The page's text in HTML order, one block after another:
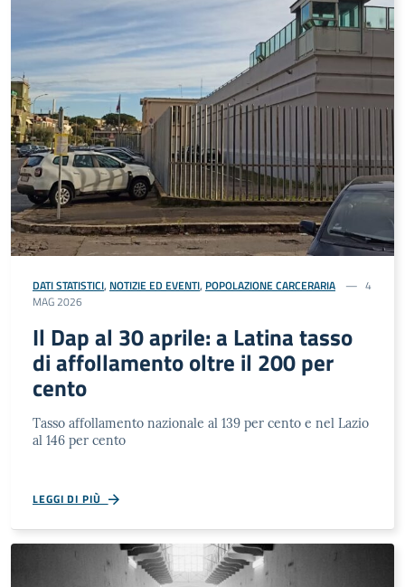
DATI STATISTICI, NOTIZIE ED EVENTI, POPOLAZIONE CARCERARIA
4
MAG 2026
Il Dap al 30 aprile: a Latina tasso
di affollamento oltre il 200 per
cento
Tasso affollamento nazionale al 139 per cento e nel Lazio
al 146 per cento
LEGGI DI PIÙ